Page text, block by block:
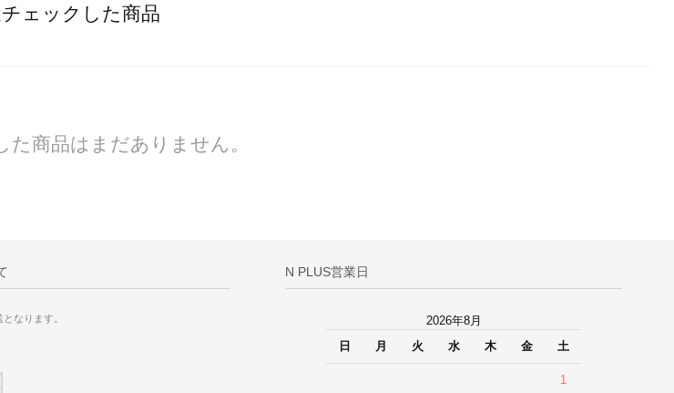
ェックした商品
た商品はまだありません。
なります。
N PLUS営業日
2026年8月
日
月 火 水 木 金 土
1